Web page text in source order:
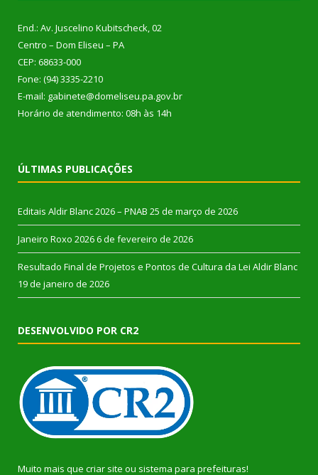
End.: Av. Juscelino Kubitscheck, 02
Centro – Dom Eliseu – PA
CEP: 68633-000
Fone: (94) 3335-2210
E-mail: gabinete@domeliseu.pa.gov.br
Horário de atendimento: 08h às 14h
ÚLTIMAS PUBLICAÇÕES
Editais Aldir Blanc 2026 – PNAB 25 de março de 2026
Janeiro Roxo 2026 6 de fevereiro de 2026
Resultado Final de Projetos e Pontos de Cultura da Lei Aldir Blanc
19 de janeiro de 2026
DESENVOLVIDO POR CR2
Muito mais que criar site ou sistema para prefeituras!